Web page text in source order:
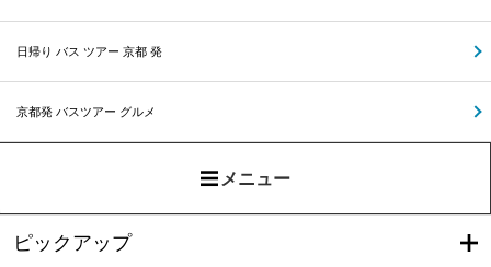
日帰り バス ツアー 京都 発
京都発 バスツアー グルメ
メニュー
ピックアップ